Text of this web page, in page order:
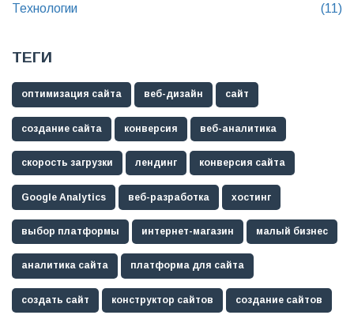
Технологии (11)
ТЕГИ
оптимизация сайта веб-дизайн сайт
создание сайта конверсия веб-аналитика
скорость загрузки лендинг конверсия сайта
Google Analytics веб-разработка хостинг
выбор платформы интернет-магазин малый бизнес
аналитика сайта платформа для сайта
создать сайт конструктор сайтов создание сайтов